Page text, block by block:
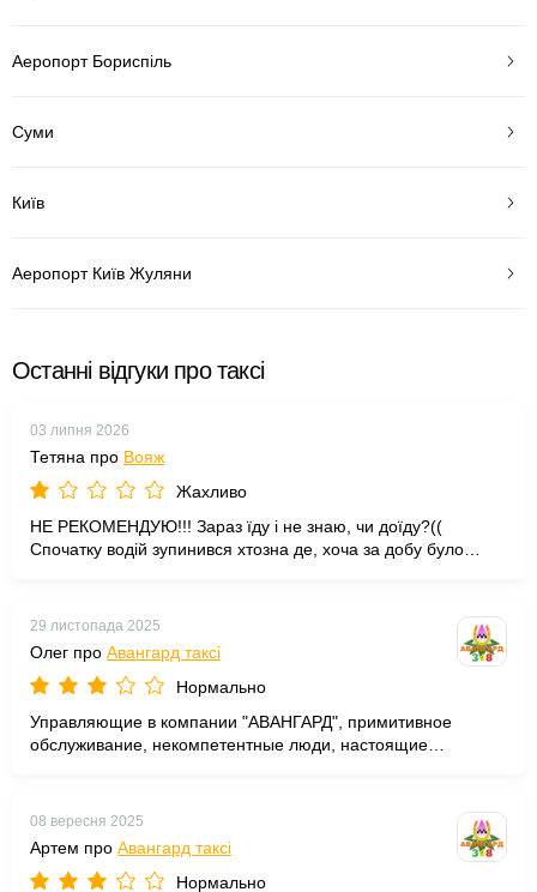
Аеропорт Бориспіль
Суми
Київ
Аеропорт Київ Жуляни
Останні відгуки про таксі
03 липня 2026
Тетяна про Вояж
Жахливо
НЕ РЕКОМЕНДУЮ!!! Зараз їду і не знаю, чи доїду?((
Спочатку водій зупинився хтозна де, хоча за добу було
Коли прийшла, вони були зайняті і диспетчер сказала, що
треба просити людей пересісти. Не розумію, для чого тоді
ці відмітки і чому бронь не передають водію??? Прийшлось
сидіти на останніх місцях((( Це якийсь жах! Витрясло всю
житті не поїхала б цією компанією! Шукайте тих
перевізників, які відповідають за свої слова!
29 листопада 2025
Олег про Авангард таксі
Нормально
Управляющие в компании "АВАНГАРД", примитивное
обслуживание, некомпетентные люди, настоящие
балансе приложения
08 вересня 2025
Артем про Авангард таксі
Нормально